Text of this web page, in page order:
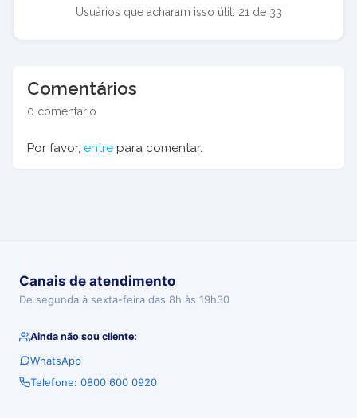
Usuários que acharam isso útil: 21 de 33
Comentários
0 comentário
Por favor, entre para comentar.
Canais de atendimento
De segunda à sexta-feira das 8h às 19h30
Ainda não sou cliente:
WhatsApp
Telefone: 0800 600 0920